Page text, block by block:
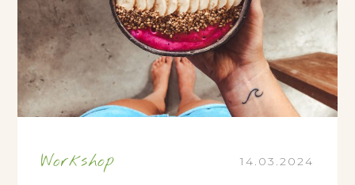
Workshop 14.03.2024